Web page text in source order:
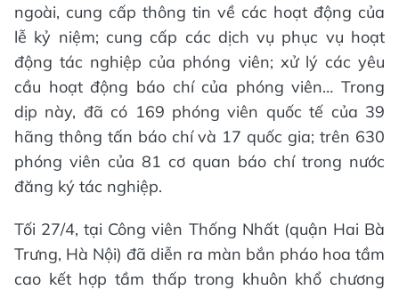
ngoài, cung cấp thông tin về các hoạt động của
lễ kỷ niệm; cung cấp các dịch vụ phục vụ hoạt
động tác nghiệp của phóng viên; xử lý các yêu
cầu hoạt động báo chí của phóng viên… Trong
dịp này, đã có 169 phóng viên quốc tế của 39
hãng thông tấn báo chí và 17 quốc gia; trên 630
phóng viên của 81 cơ quan báo chí trong nước
đăng ký tác nghiệp.
Tối 27/4, tại Công viên Thống Nhất (quận Hai Bà
Trưng, Hà Nội) đã diễn ra màn bắn pháo hoa tầm
cao kết hợp tầm thấp trong khuôn khổ chương